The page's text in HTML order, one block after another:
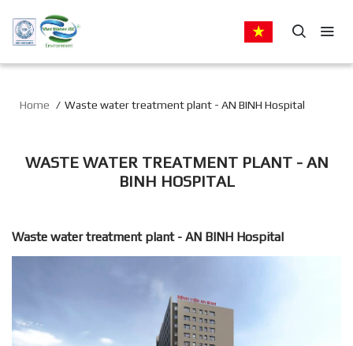
Home Waste water treatment plant - AN BINH Hospital
WASTE WATER TREATMENT PLANT - AN
BINH HOSPITAL
Waste water treatment plant - AN BINH Hospital